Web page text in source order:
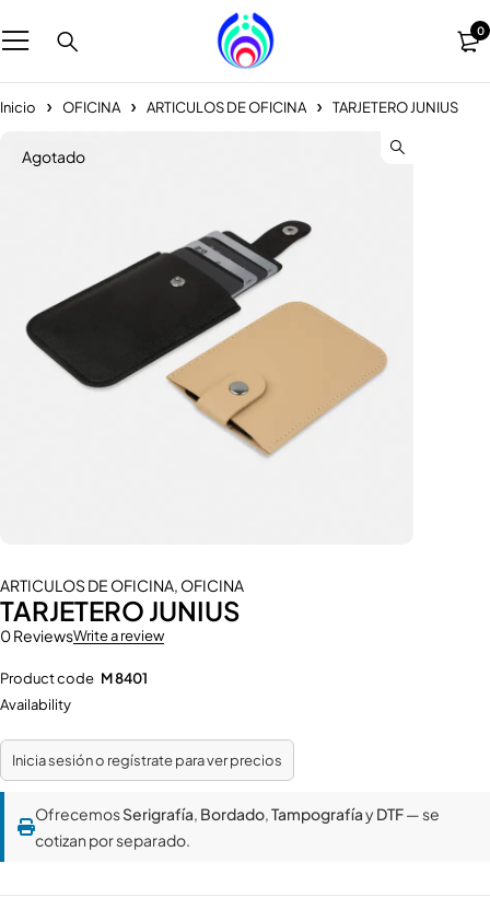
0
Inicio OFICINA ARTICULOS DE OFICINA TARJETERO JUNIUS
Agotado
ARTICULOS DE OFICINA, OFICINA
TARJETERO JUNIUS
0 ReviewsWrite a review
Product code M 8401
Availability
Inicia sesión o regístrate para ver precios
OfrecemosSerigrafía, Bordado,TampografíayDTF— se
cotizan por separado.